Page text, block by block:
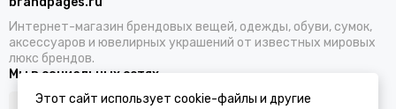
Интернет-магазин брендовых вещей, одежды, обуви, сумок,
аксессуаров и ювелирных украшений от известных мировых
люкс брендов.
Мы в социальных сетях
Этот сайт использует cookie-файлы и другие